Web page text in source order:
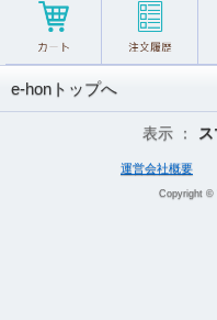
e-honトップへ
表示 ：
運営会社概要
Copyright ©